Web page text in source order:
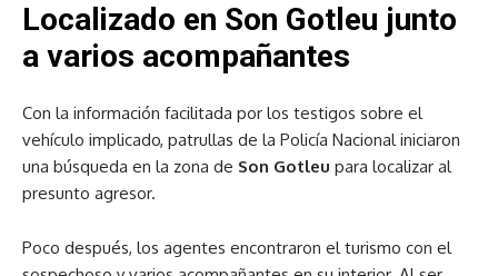
Localizado en Son Gotleu junto
a varios acompañantes
Con la información facilitada por los testigos sobre el
vehículo implicado, patrullas de la Policía Nacional iniciaron
una búsqueda en la zona de Son Gotleu para localizar al
presunto agresor.
Poco después, los agentes encontraron el turismo con el